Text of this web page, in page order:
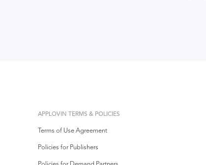
APPLOVIN TERMS & POLICIES
Terms of Use Agreement
Policies for Publishers